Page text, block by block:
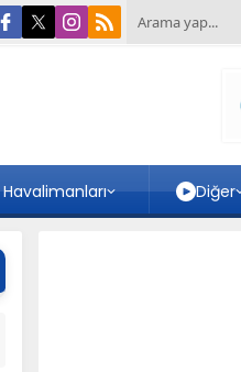
Havalimanları Diğer